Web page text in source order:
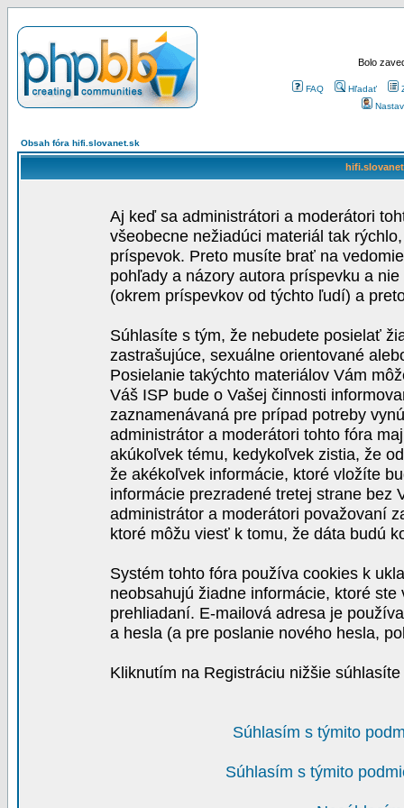
Bolo
FAQ Hľadať
Obsah fóra hifi.slovanet.sk
Aj keď sa administrátori a moderátori
všeobecne nežiadúci materiál tak
príspevok. Preto musíte brať na
pohľady a názory autora príspevku a
(okrem príspevkov od týchto ľudí) a
Súhlasíte s tým, že nebudete posielať
zastrašujúce, sexuálne orientované
Posielanie takýchto materiálov Vám
Váš ISP bude o Vašej činnosti
zaznamenávaná pre prípad potreby
administrátor a moderátori tohto fóra
akúkoľvek tému, kedykoľvek zistia, že
že akékoľvek informácie, ktoré vložíte
informácie prezradené tretej strane bez
administrátor a moderátori považovaní
ktoré môžu viesť k tomu, že dáta budú
Systém tohto fóra používa cookies k
neobsahujú žiadne informácie, ktoré
prehliadaní. E-mailová adresa je
a hesla (a pre poslanie nového hesla,
Kliknutím na Registráciu nižšie
Súhlasím s týmito
Súhlasím s týmito